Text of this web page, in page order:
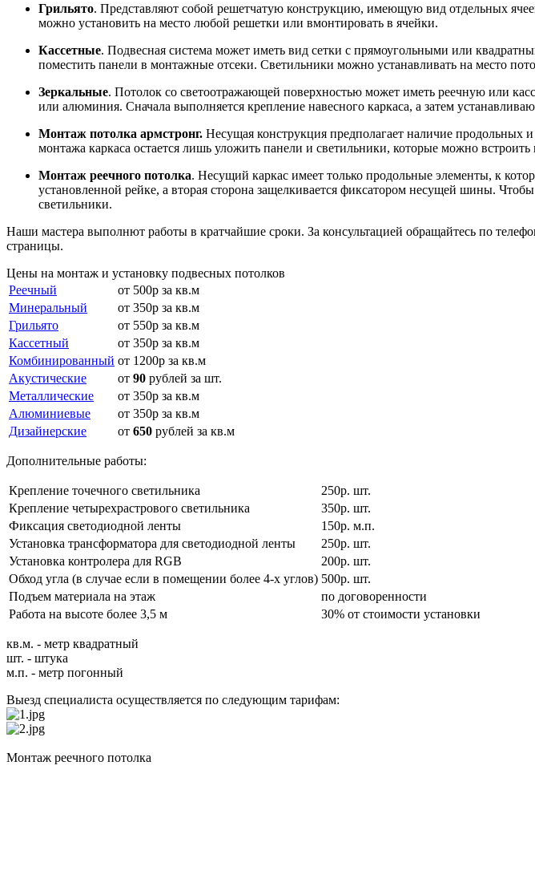
Грильято. Представляют собой решетчатую конструкцию, имеющую вид отдельных
можно установить на место любой решетки или вмонтировать в ячейки.
Кассетные. Подвесная система может иметь вид сетки с прямоугольными или
поместить панели в монтажные отсеки. Светильники можно устанавливать на место
Зеркальные. Потолок со светоотражающей поверхностью может иметь реечную или
или алюминия. Сначала выполняется крепление навесного каркаса, а затем
Монтаж потолка армстронг. Несущая конструкция предполагает наличие продольных
монтажа каркаса остается лишь уложить панели и светильники, которые можно
Монтаж реечного потолка. Несущий каркас имеет только продольные элементы, к
установленной рейке, а вторая сторона защелкивается фиксатором несущей шины.
светильники.
Наши мастера выполнют работы в кратчайшие сроки. За консультацией обращайтесь по
страницы.
Цены на монтаж и установку подвесных потолков
Реечный
от 500р за кв.м
Минеральный
от 350р за кв.м
Грильято
от 550р за кв.м
Кассетный
от 350р за кв.м
Комбинированный от 1200р за кв.м
Акустические
от 90 рублей за шт.
Металлические
от 350р за кв.м
Алюминиевые
от 350р за кв.м
Дизайнерские
от 650 рублей за кв.м
Дополнительные работы:
Крепление точечного светильника 250р. шт.
Крепление четырехрастрового светильника
350р. шт.
Фиксация светодиодной ленты
150р. м.п.
Установка трансформатора для светодиодной ленты
250р. шт.
Установка контролера для RGB
200р. шт.
Обход угла (в случае если в помещении более 4-х углов) 500р. шт.
Подъем материала на этаж
по договоренности
Работа на высоте более 3,5 м
30% от стоимости установки
кв.м. - метр квадратный
шт. - штука
м.п. - метр погонный
Выезд специалиста осуществляется по следующим тарифам:
Монтаж реечного потолка